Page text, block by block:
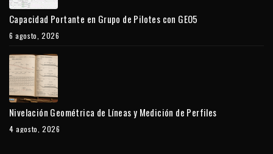
Capacidad Portante en Grupo de Pilotes con GEO5
6 agosto, 2026
Nivelación Geométrica de Líneas y Medición de Perfiles
4 agosto, 2026